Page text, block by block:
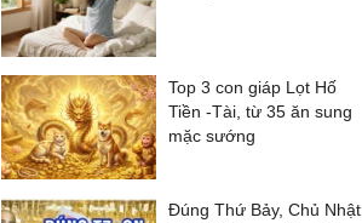
Top 3 con giáp Lọt Hố
Tiền -Tài, từ 35 ăn sung
mặc sướng
Đúng Thứ Bảy, Chủ Nhật